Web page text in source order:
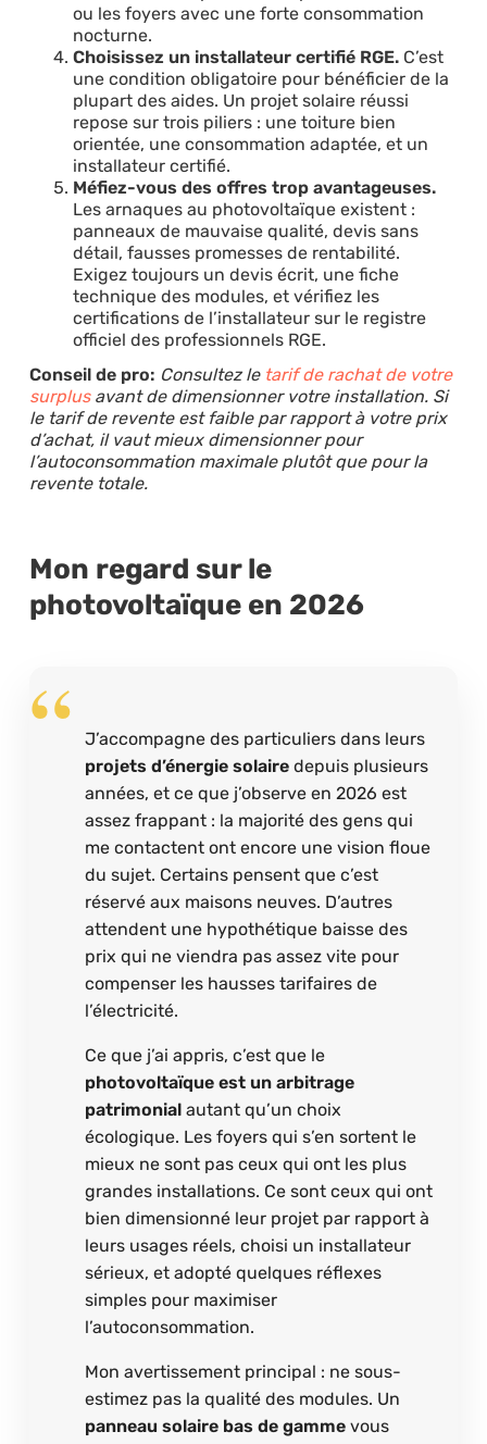
ou les foyers avec une forte consommation
nocturne.
Choisissez un installateur certifié RGE.C’est
une condition obligatoire pour bénéficier de la
plupart des aides. Un projet solaire réussi
repose sur trois piliers : une toiture bien
orientée, une consommation adaptée, et un
installateur certifié.
Méfiez-vous des offres trop avantageuses.
Les arnaques au photovoltaïque existent :
panneaux de mauvaise qualité, devis sans
détail, fausses promesses de rentabilité.
Exigez toujours un devis écrit, une fiche
technique des modules, et vérifiez les
certifications de l’installateur sur le registre
officiel des professionnels RGE.
Conseil de pro: Consultez le tarif de rachat de votre
surplusavant de dimensionner votre installation. Si
le tarif de revente est faible par rapport à votre prix
d’achat, il vaut mieux dimensionner pour
l’autoconsommation maximale plutôt que pour la
revente totale.
Mon regard sur le
photovoltaïque en 2026
J’accompagne des particuliers dans leurs
projets d’énergie solaire depuis plusieurs
années, et ce que j’observe en 2026 est
assez frappant : la majorité des gens qui
me contactent ont encore une vision floue
du sujet. Certains pensent que c’est
réservé aux maisons neuves. D’autres
attendent une hypothétique baisse des
prix qui ne viendra pas assez vite pour
compenser les hausses tarifaires de
l’électricité.
Ce que j’ai appris, c’est que le
photovoltaïque est un arbitrage
patrimonial autant qu’un choix
écologique. Les foyers qui s’en sortent le
mieux ne sont pas ceux qui ont les plus
grandes installations. Ce sont ceux qui ont
bien dimensionné leur projet par rapport à
leurs usages réels, choisi un installateur
sérieux, et adopté quelques réflexes
simples pour maximiser
l’autoconsommation.
Mon avertissement principal : ne sous-
estimez pas la qualité des modules. Un
panneau solaire bas de gamme vous